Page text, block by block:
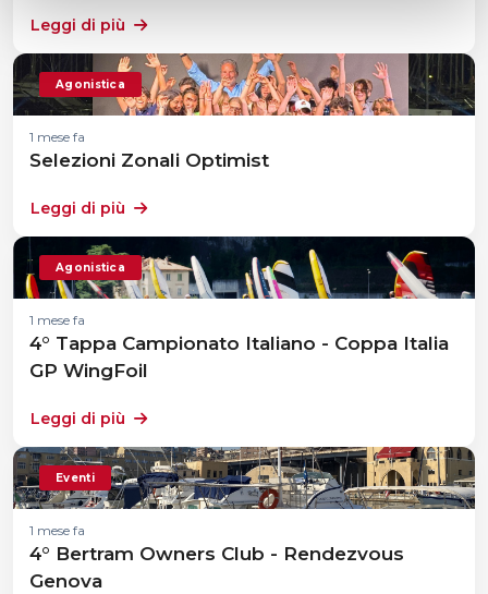
Leggi di più
Agonistica
1 mese fa
Selezioni Zonali Optimist
Leggi di più
Agonistica
1 mese fa
4° Tappa Campionato Italiano - Coppa Italia
GP WingFoil
Leggi di più
Eventi
1 mese fa
4° Bertram Owners Club - Rendezvous
Genova